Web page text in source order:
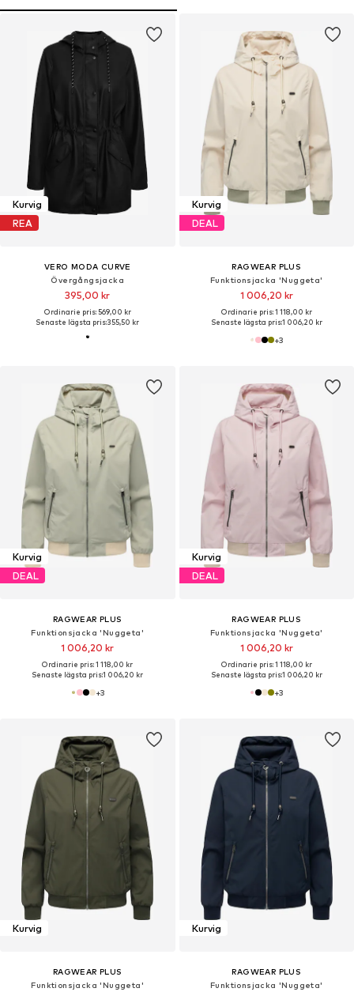
Kurvig
REA
VERO MODA CURVE
Övergångsjacka
395,00 kr
Ordinarie pris: 569,00 kr
Senaste lägsta pris:355,50 kr
Kurvig
DEAL
RAGWEAR PLUS
Funktionsjacka 'Nuggeta'
1 006,20 kr
Ordinarie pris: 1 118,00 kr
Senaste lägsta pris:1 006,20 kr
+3
Kurvig
DEAL
RAGWEAR PLUS
Funktionsjacka 'Nuggeta'
1 006,20 kr
Ordinarie pris: 1 118,00 kr
Senaste lägsta pris:1 006,20 kr
+3
Kurvig
DEAL
RAGWEAR PLUS
Funktionsjacka 'Nuggeta'
1 006,20 kr
Ordinarie pris: 1 118,00 kr
Senaste lägsta pris:1 006,20 kr
+3
Kurvig
RAGWEAR PLUS
Funktionsjacka 'Nuggeta'
Kurvig
RAGWEAR PLUS
Funktionsjacka 'Nuggeta'